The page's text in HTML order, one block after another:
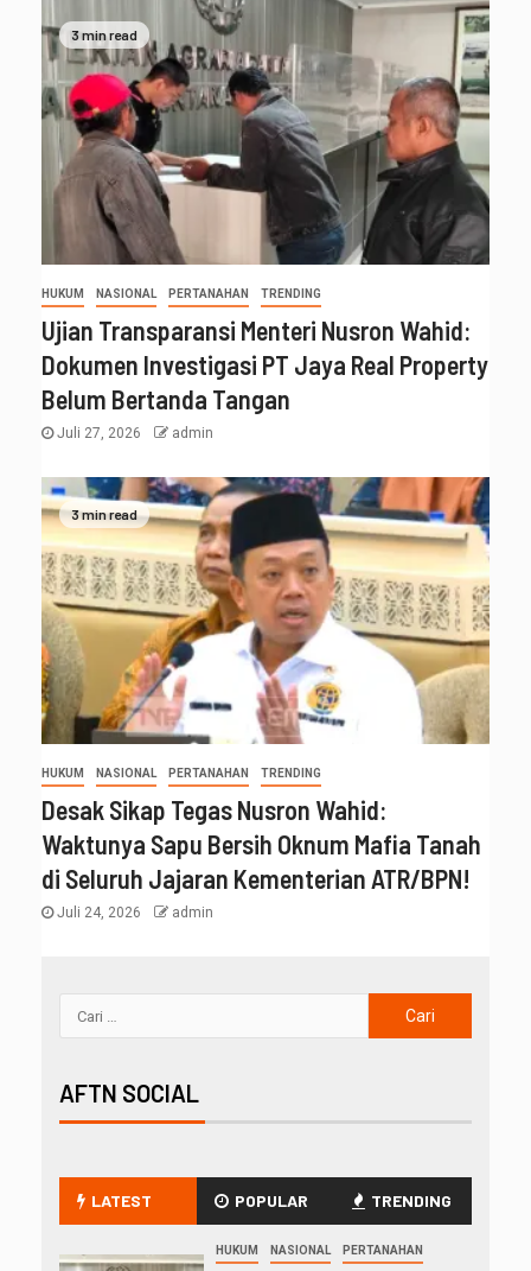
3 min read
HUKUM NASIONAL PERTANAHAN TRENDING
Ujian Transparansi Menteri Nusron Wahid:
Dokumen Investigasi PT Jaya Real Property
Belum Bertanda Tangan
Juli 27, 2026 admin
3 min read
HUKUM NASIONAL PERTANAHAN TRENDING
Desak Sikap Tegas Nusron Wahid:
Waktunya Sapu Bersih Oknum Mafia Tanah
di Seluruh Jajaran Kementerian ATR/BPN!
Juli 24, 2026 admin
AFTN SOCIAL
LATEST POPULAR TRENDING
HUKUM NASIONAL PERTANAHAN